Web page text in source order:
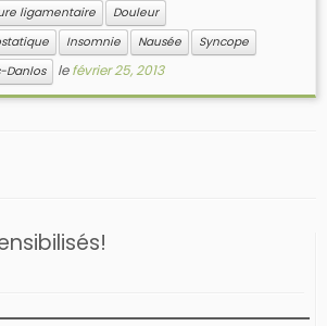
ligamentaire
Douleur
Insomnie Nausée
Syncope
Danlos
lefévrier 25, 2013